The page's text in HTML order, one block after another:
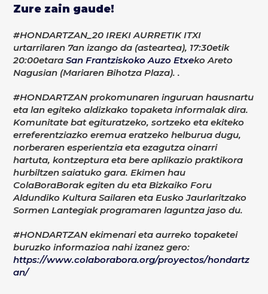
Zure zain gaude!
#HONDARTZAN_20 IREKI AURRETIK ITXI
urtarrilaren 7an izango da (asteartea), 17:30etik
20:00etaraSan Frantziskoko Auzo Etxeko Areto
Nagusian (Mariaren Bihotza Plaza). .
#HONDARTZAN prokomunaren inguruan hausnartu
eta lan egiteko aldizkako topaketa informalak dira.
Komunitate bat egituratzeko, sortzeko eta ekiteko
erreferentziazko eremua eratzeko helburua dugu,
norberaren esperientzia eta ezagutza oinarri
hartuta, kontzeptura eta bere aplikazio praktikora
hurbiltzen saiatuko gara. Ekimen hau
ColaBoraBorak egiten du eta Bizkaiko Foru
Aldundiko Kultura Sailaren eta Eusko Jaurlaritzako
Sormen Lantegiak programaren laguntza jaso du.
#HONDARTZAN ekimenari eta aurreko topaketei
buruzko informazioa nahi izanez gero:
https://www.colaborabora.org/proyectos/hondartz
an/